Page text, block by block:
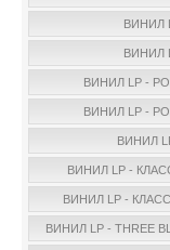
ВИНИЛ
ВИНИЛ
ВИНИЛ LP -
ВИНИЛ LP -
ВИНИЛ
ВИНИЛ LP -
ВИНИЛ LP -
ВИНИЛ LP - THREE